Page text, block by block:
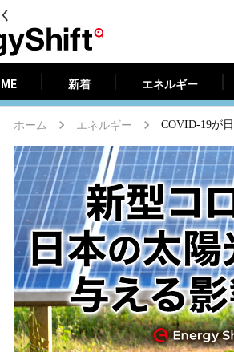
ジ
ー
フ
ト）
新着 エネルギー
ホーム エネルギー COVID-19が